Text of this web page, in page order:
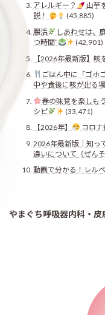
アレルギー？
山芋
説！
(45,885)
腸活
しあわせは、
つ時間”
(42,901)
【2026年最新版】
ごはん中に「ゴホ
中や食後に咳が出る
春の味覚を楽しも
シピ
(33,471)
【2026年】
コロ
2026年最新版｜知っ
違いについて（ぜんそ
動画で分かる！レル
やまぐち呼吸器内科・皮